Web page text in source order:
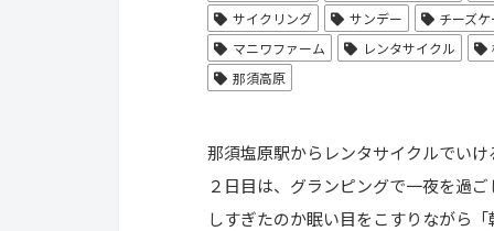
サイクリング
サンデー
チーズ
マニワファーム
レンタサイクル
那須高原
那須塩原駅からレンタサイクルでい
２日目は、グランピングで一夜を過
しすぎたのか眠い目をこすりながら